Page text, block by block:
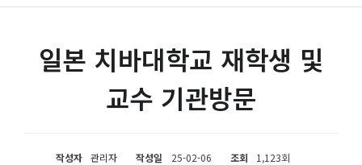
일본 치바대학교 재학생 및
교수 기관방문
작성자 관리자 작성일 25-02-06 조회 1,123회